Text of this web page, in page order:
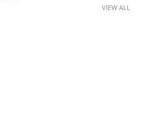
VIEW ALL